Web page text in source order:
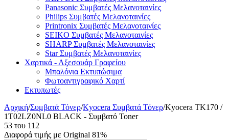
Panasonic Συμβατές Μελανοταινίες
Philips Συμβατές Μελανοταινίες
Printronix Συμβατές Μελανοταινίες
SEIKO Συμβατές Μελανοταινίες
SHARP Συμβατές Μελανοταινίες
Star Συμβατές Μελανοταινίες
Χαρτικά - Αξεσουάρ Γραφείου
Μπαλόνια Εκτυπώσιμα
Φωτοαντιγραφικό Χαρτί
Εκτυπωτές
Αρχική/Συμβατά Τόνερ/Kyocera Συμβατά Τόνερ/Kyocera TK170 /
1T02LZ0NL0 BLACK - Συμβατό Toner
53 του 112
Διαφορά τιμής με Original 81%